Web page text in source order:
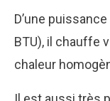
D’une
BTU), il chauffe
chaleur